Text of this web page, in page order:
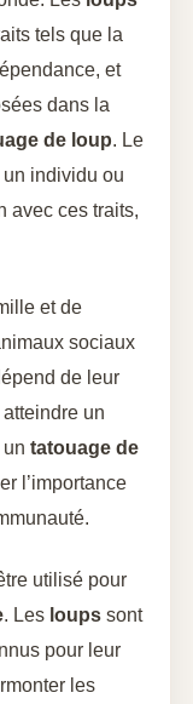
tels que la
et
dans la
de loup. Le
individu ou
avec ces traits,
et de
sociaux
de leur
un
tatouage de
l’importance
utilisé pour
. Les loups sont
pour leur
les